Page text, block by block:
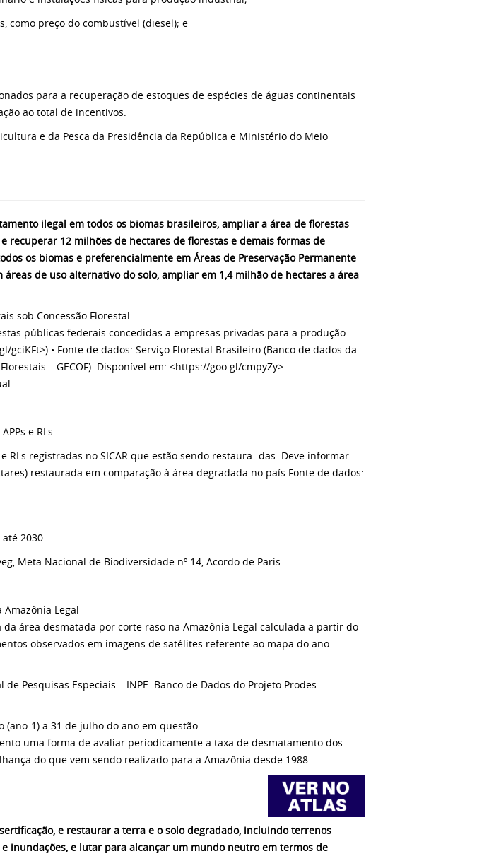
como preço do combustível (diesel); e
para a recuperação de estoques de espécies de águas continentais
ao total de incentivos.
e da Pesca da Presidência da República e Ministério do Meio
ilegal em todos os biomas brasileiros, ampliar a área de florestas
recuperar 12 milhões de hectares de florestas e demais formas de
os biomas e preferencialmente em Áreas de Preservação Permanente
áreas de uso alternativo do solo, ampliar em 1,4 milhão de hectares a área
sob Concessão Florestal
públicas federais concedidas a empresas privadas para a produção
• Fonte de dados: Serviço Florestal Brasileiro (Banco de dados da
– GECOF). Disponível em: <https://goo.gl/cmpyZy>.
e RLs
RLs registradas no SICAR que estão sendo restaura- das. Deve informar
restaurada em comparação à área degradada no país.Fonte de dados:
2030.
Meta Nacional de Biodiversidade nº 14, Acordo de Paris.
Legal
da área desmatada por corte raso na Amazônia Legal calculada a partir do
observados em imagens de satélites referente ao mapa do ano
Pesquisas Especiais – INPE. Banco de Dados do Projeto Prodes:
(ano-1) a 31 de julho do ano em questão.
uma forma de avaliar periodicamente a taxa de desmatamento dos
do que vem sendo realizado para a Amazônia desde 1988.
e restaurar a terra e o solo degradado, incluindo terrenos
inundações, e lutar para alcançar um mundo neutro em termos de